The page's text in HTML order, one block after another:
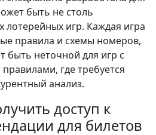
быть не столь
лотерейных игр. Каждая игра
правила и схемы номеров,
быть неточной для игр с
где требуется
анализ.
доступ к
для билетов